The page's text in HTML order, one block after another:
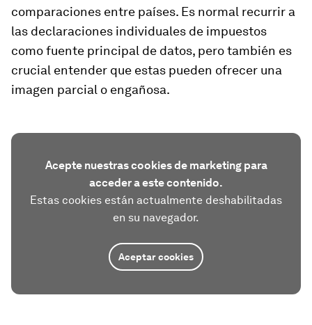
comparaciones entre países. Es normal recurrir a
las declaraciones individuales de impuestos
como fuente principal de datos, pero también es
crucial entender que estas pueden ofrecer una
imagen parcial o engañosa.
Acepte nuestras cookies de marketing para
acceder a este contenido.
Estas cookies están actualmente deshabilitadas
en su navegador.
Aceptar cookies